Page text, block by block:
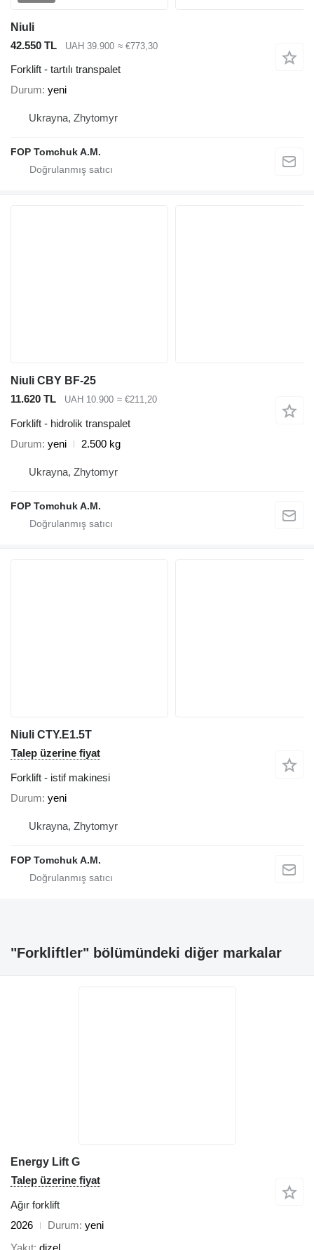
Niuli
42.550 TL
UAH 39.900 ≈ €773,30
Forklift - tartılı transpalet
Durum yeni
Ukrayna, Zhytomyr
FOP Tomchuk A.M.
Niuli CBY BF-25
11.620 TL
UAH 10.900 ≈ €211,20
Forklift - hidrolik transpalet
Durum yeni 2.500 kg
Ukrayna, Zhytomyr
FOP Tomchuk A.M.
Niuli CTY.E1.5T
Talep üzerine fiyat
Forklift - istif makinesi
Durum yeni
Ukrayna, Zhytomyr
FOP Tomchuk A.M.
"Forkliftler" bölümündeki diğer markalar
Energy Lift G
Talep üzerine fiyat
Ağır forklift
2026
Durum yeni
Yakıt dizel